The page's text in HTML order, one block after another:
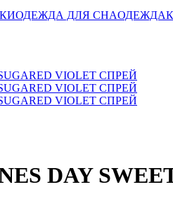
ОДЕЖДА ДЛЯ СНАОДЕЖДА
DAY